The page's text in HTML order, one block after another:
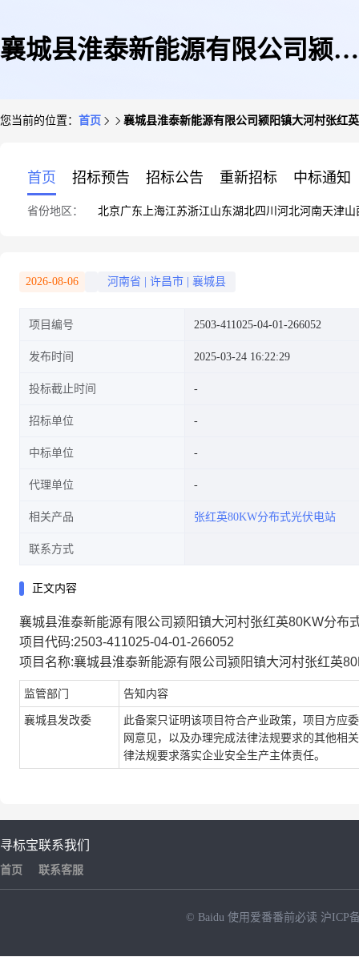
襄城县淮泰新能源有限公司颍阳
您当前的位置： 首页 襄城县淮泰新能源有限公司颍阳镇大河村张红
首页 招标预告 招标公告 重新招标 中标通知
省份地区： 北京广东 上海江苏浙江山东湖北四川 河北河南天津山
2026-08-06 河南省 许昌市 襄城县
项目编号 2503-411025-04-01-266052
发布时间 2025-03-24 16:22:29
投标截止时间
招标单位
中标单位
代理单位
相关产品 张红英80KW分布式光伏电站
联系方式
正文内容
襄城县淮泰新能源有限公司颍阳镇大河村张红英80KW分布
项目代码:2503-411025-04-01-266052
项目名称:襄城县淮泰新能源有限公司颍阳镇大河村张红英
监管部门 告知内容
襄城县发改委
此备案只证明该项目符合产业政策，项目方应
网意见，以及办理完成法律法规要求的其他相
律法规要求落实企业安全生产主体责任。
寻标宝
首页
联系我们
联系客服
© Baidu 使用爱番番前必读 沪ICP